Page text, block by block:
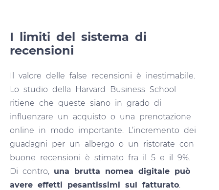
I limiti del sistema di
recensioni
Il valore delle false recensioni è inestimabile.
Lo studio della Harvard Business School
ritiene che queste siano in grado di
influenzare un acquisto o una prenotazione
online in modo importante. L’incremento dei
guadagni per un albergo o un ristorate con
buone recensioni è stimato fra il 5 e il 9%.
Di contro, una brutta nomea digitale può
avere effetti pesantissimi sul fatturato